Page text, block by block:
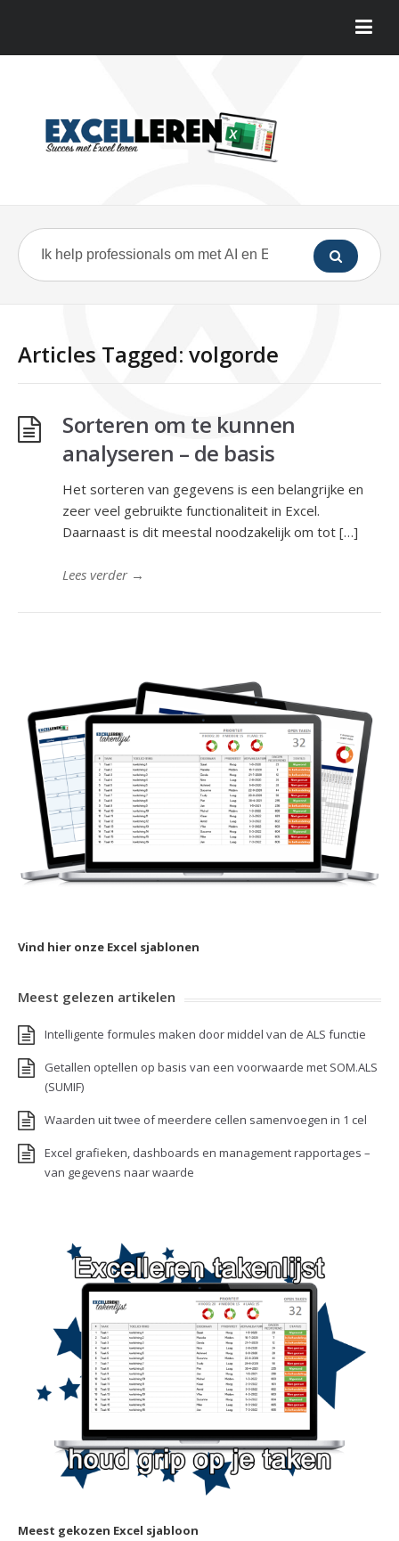
Articles Tagged: volgorde
Sorteren om te kunnen
analyseren – de basis
Het sorteren van gegevens is een belangrijke en
zeer veel gebruikte functionaliteit in Excel.
Daarnaast is dit meestal noodzakelijk om tot […]
Lees verder→
Vind hier onze Excel sjablonen
Meest gelezen artikelen
Intelligente formules maken door middel van de ALS functie
Getallen optellen op basis van een voorwaarde met SOM.ALS
(SUMIF)
Waarden uit twee of meerdere cellen samenvoegen in 1 cel
Excel grafieken, dashboards en management rapportages –
van gegevens naar waarde
Meest gekozen Excel sjabloon